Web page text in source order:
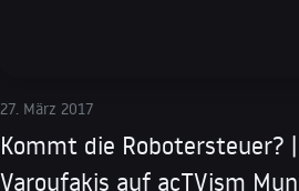
27. März 2017
Kommt die Robotersteuer?
Varoufakis auf acTVism